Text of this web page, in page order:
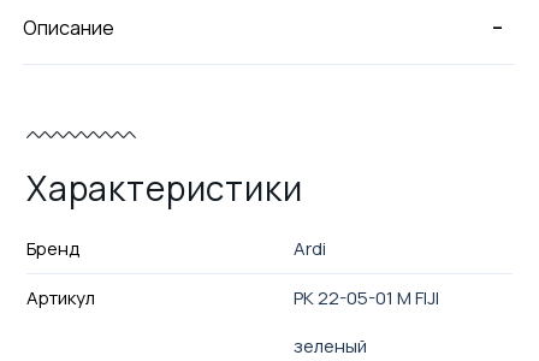
-
Описание
Характеристики
Бренд
Ardi
Артикул
РК 22-05-01 М FIJI
зеленый